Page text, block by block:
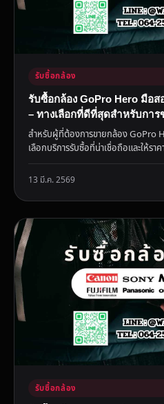
รับซื้อกล้อง
รับซื้อกล้อง GoPro Hero มือส
– ทางเลือกที่ดีที่สุดสำหรับกา
สำหรับผู้ที่ต้องการขายกล้อง GoPro
เลือกบริการรับซื้อที่น่าเชื่อถือและให้ร
13 มี.ค. 2569
รับซื้อกล้อง